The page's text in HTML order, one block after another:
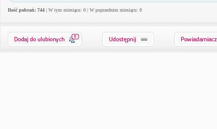
Ilość pobrań: 744 | W tym miesiącu: 0 | W poprzednim miesiącu: 0
0